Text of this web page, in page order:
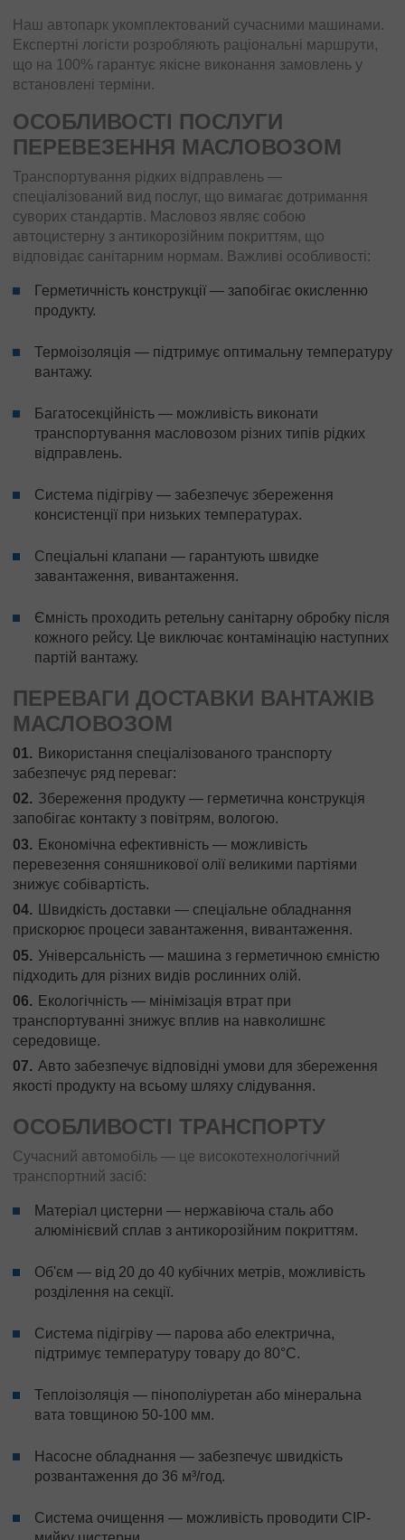
Наш автопарк укомплектований сучасними машинами.
Експертні логісти розробляють раціональні маршрути,
що на 100% гарантує якісне виконання замовлень у
встановлені терміни.
ОСОБЛИВОСТІ ПОСЛУГИ
ПЕРЕВЕЗЕННЯ МАСЛОВОЗОМ
Транспортування рідких відправлень —
спеціалізований вид послуг, що вимагає дотримання
суворих стандартів. Масловоз являє собою
автоцистерну з антикорозійним покриттям, що
відповідає санітарним нормам. Важливі особливості:
Герметичність конструкції — запобігає окисленню
продукту.
Термоізоляція — підтримує оптимальну температуру
вантажу.
Багатосекційність — можливість виконати
транспортування масловозом різних типів рідких
відправлень.
Система підігріву — забезпечує збереження
консистенції при низьких температурах.
Спеціальні клапани — гарантують швидке
завантаження, вивантаження.
Ємність проходить ретельну санітарну обробку після
кожного рейсу. Це виключає контамінацію наступних
партій вантажу.
ПЕРЕВАГИ ДОСТАВКИ ВАНТАЖІВ
МАСЛОВОЗОМ
Використання спеціалізованого транспорту
забезпечує ряд переваг:
Збереження продукту — герметична конструкція
запобігає контакту з повітрям, вологою.
Економічна ефективність — можливість
перевезення соняшникової олії великими партіями
знижує собівартість.
Швидкість доставки — спеціальне обладнання
прискорює процеси завантаження, вивантаження.
Універсальність — машина з герметичною ємністю
підходить для різних видів рослинних олій.
Екологічність — мінімізація втрат при
транспортуванні знижує вплив на навколишнє
середовище.
Авто забезпечує відповідні умови для збереження
якості продукту на всьому шляху слідування.
ОСОБЛИВОСТІ ТРАНСПОРТУ
Сучасний автомобіль — це високотехнологічний
транспортний засіб:
Матеріал цистерни — нержавіюча сталь або
алюмінієвий сплав з антикорозійним покриттям.
Об'єм — від 20 до 40 кубічних метрів, можливість
розділення на секції.
Система підігріву — парова або електрична,
підтримує температуру товару до 80°C.
Теплоізоляція — пінополіуретан або мінеральна
вата товщиною 50-100 мм.
Насосне обладнання — забезпечує швидкість
розвантаження до 36 м³/год.
Система очищення — можливість проводити CIP-